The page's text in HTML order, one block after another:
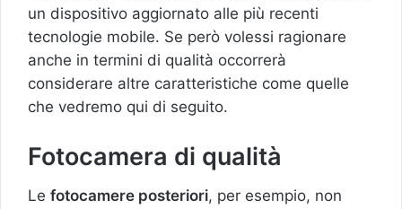
un dispositivo aggiornato alle più recenti
tecnologie mobile. Se però volessi ragionare
anche in termini di qualità occorrerà
considerare altre caratteristiche come quelle
che vedremo qui di seguito.
Fotocamera di qualità
Le fotocamere posteriori, per esempio, non